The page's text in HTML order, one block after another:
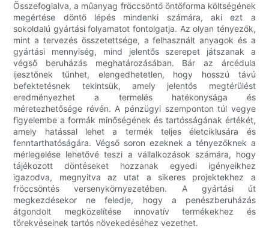
Összefoglalva, a műanyag fröccsöntő öntőforma költségének
megértése döntő lépés mindenki számára, aki ezt a
sokoldalú gyártási folyamatot fontolgatja. Az olyan tényezők,
mint a tervezés összetettsége, a felhasznált anyagok és a
gyártási mennyiség, mind jelentős szerepet játszanak a
végső beruházás meghatározásában. Bár az árcédula
ijesztőnek tűnhet, elengedhetetlen, hogy hosszú távú
befektetésnek tekintsük, amely jelentős megtérülést
eredményezhet a termelés hatékonysága és
méretezhetősége révén. A pénzügyi szemponton túl vegye
figyelembe a formák minőségének és tartósságának értékét,
amely hatással lehet a termék teljes életciklusára és
fenntarthatóságára. Végső soron ezeknek a tényezőknek a
mérlegelése lehetővé teszi a vállalkozások számára, hogy
tájékozott döntéseket hozzanak egyedi igényeikhez
igazodva, megnyitva az utat a sikeres projektekhez a
fröccsöntés versenykörnyezetében. A gyártási út
megkezdésekor ne feledje, hogy a penészberuházás
átgondolt megközelítése innovatív termékekhez és
törekvéseinek tartós növekedéséhez vezethet.